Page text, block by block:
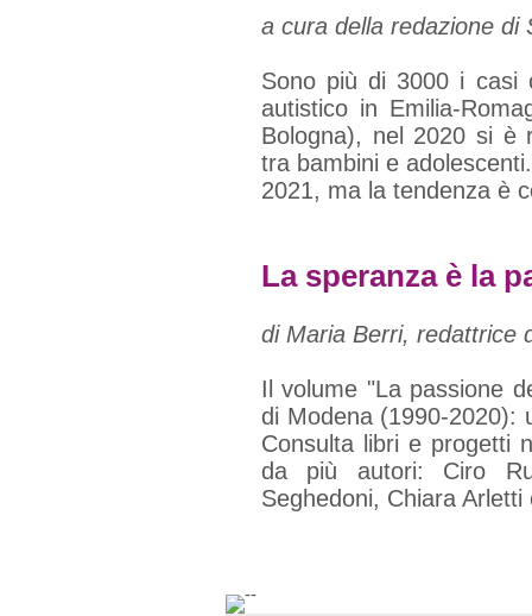
a cura della redazione di
Sono più di 3000 i casi
autistico in Emilia-
Bologna), nel 2020 si è
tra bambini e
2021, ma la tendenza è
La speranza è la
di Maria Berri, redattrice
Il volume "La passione
di Modena (1990-2020):
Consulta libri e progetti
da più autori: Ciro
Seghedoni, Chiara